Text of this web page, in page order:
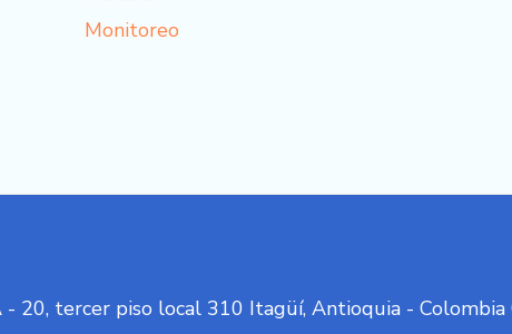
Monitoreo
- 20, tercer piso local 310 Itagüí, Antioquia - Colombia